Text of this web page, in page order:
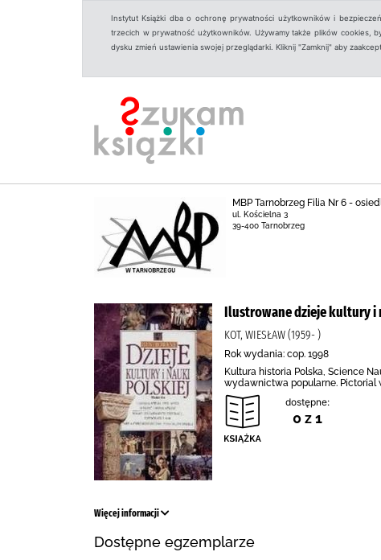
Instytut Książki dba o ochronę prywatności użytkowników i
trzecich w prywatność użytkowników. Używamy także plików cookies,
dysku zmień ustawienia swojej przeglądarki. Kliknij "Zamknij" aby
MBP Tarnobrzeg Filia Nr 6 -
ul. Kościelna 3
39-400 Tarnobrzeg
Ilustrowane dzieje kultury i
KOT, WIESŁAW (1959- )
Rok wydania: cop. 1998
Kultura historia Polska, Science
wydawnictwa popularne. Pictorial
dostępne:
0 z 1
Więcej informacji
Dostępne egzemplarze